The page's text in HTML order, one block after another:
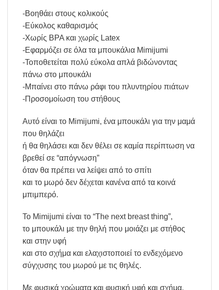
-Βοηθάει στους κολικούς
-Εύκολος καθαρισμός
-Χωρίς BPA και χωρίς Latex
-Εφαρμόζει σε όλα τα μπουκάλια Mimijumi
-Τοποθετείται πολύ εύκολα απλά βιδώνοντας
πάνω στο μπουκάλι
-Μπαίνει στο πάνω ράφι του πλυντηρίου πιάτων
-Προσομοίωση του στήθους
Αυτό είναι το Mimijumi, ένα μπουκάλι για την μαμά
που θηλάζει
ή θα θηλάσει και δεν θέλει σε καμία περίπτωση να
βρεθεί σε “απόγνωση”
όταν θα πρέπει να λείψει από το σπίτι
και το μωρό δεν δέχεται κανένα από τα κοινά
μπιμπερό.
Το Mimijumi είναι το “The next breast thing”,
το μπουκάλι με την θηλή που μοιάζει με στήθος
και στην υφή
και στο σχήμα και ελαχιστοποιεί το ενδεχόμενο
σύγχυσης του μωρού με τις θηλές.
Με φυσικά χρώματα και φυσική υφή και σχήμα,